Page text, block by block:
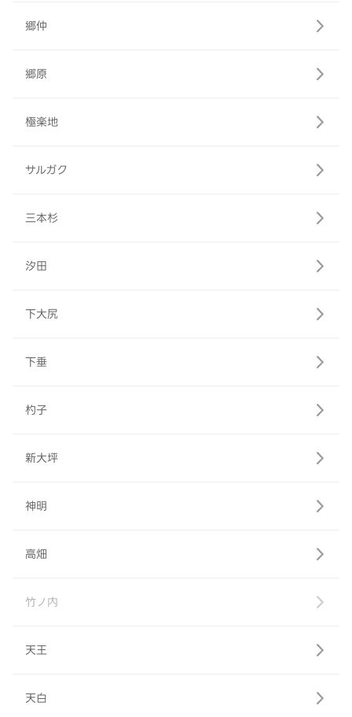
郷仲
郷原
極楽地
サルガク
三本杉
汐田
下大尻
下垂
杓子
新大坪
神明
高畑
竹ノ内
天王
天白